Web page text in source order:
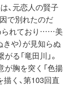
、元恋人の賢子
で別れたのだ
られており……美
きや）が見知らぬ
る「竜田川」。
が胸を突く「色揚
く、第103回直